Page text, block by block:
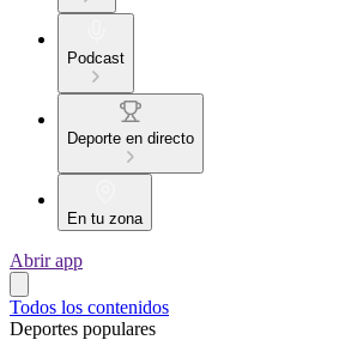
Podcast
Deporte en directo
En tu zona
Abrir app
Todos los contenidos
Deportes populares